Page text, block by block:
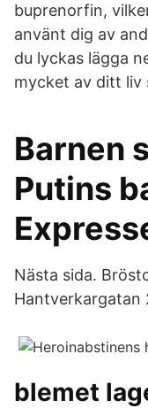
buprenorfin,
använt dig av
du lyckas lägga
mycket av ditt liv
Barnen
Putins
Nästa sida.
Hantverkargatan
blemet